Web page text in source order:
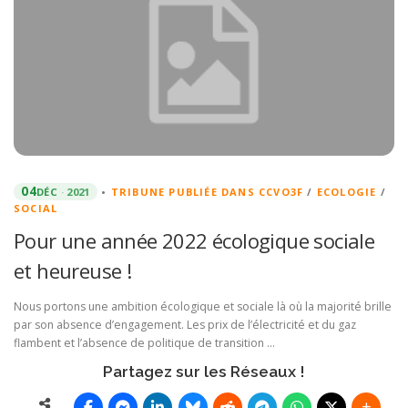
04DÉC 2021 • TRIBUNE PUBLIÉE DANS CCVO3F / ECOLOGIE /
SOCIAL
Pour une année 2022 écologique sociale
et heureuse !
Nous portons une ambition écologique et sociale là où la majorité brille
par son absence d’engagement. Les prix de l’électricité et du gaz
flambent et l’absence de politique de transition …
Partagez sur les Réseaux !